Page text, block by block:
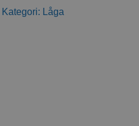
Kategori: Låga